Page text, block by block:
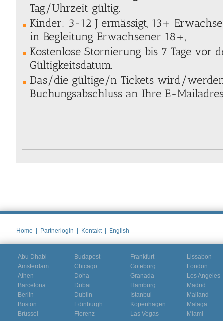
Tag/Uhrzeit gültig.
Kinder: 3-12 J ermässigt, 13+
in Begleitung Erwachsener 18+,
Kostenlose Stornierung bis 7 Tage vor
Gültigkeitsdatum.
Das/die gültige/n Tickets wird/
Buchungsabschluss an Ihre E-
Home Partnerlogin Kontakt English
Abu Dhabi
Amsterdam
Athen
Barcelona
Berlin
Boston
Brüssel
Budapest
Chicago
Doha
Dubai
Dublin
Edinburgh
Florenz
Frankfurt
Göteborg
Granada
Hamburg
Istanbul
Kopenhagen
Las Vegas
Lissabon
London
Los Angeles
Madrid
Mailand
Malaga
Miami